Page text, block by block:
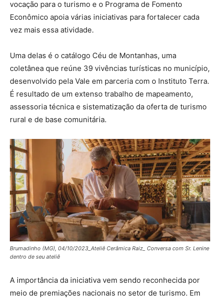
vocação para o turismo e o Programa de Fomento
Econômico apoia várias iniciativas para fortalecer cada
vez mais essa atividade.
Uma delas é o catálogo Céu de Montanhas, uma
coletânea que reúne 39 vivências turísticas no município,
desenvolvido pela Vale em parceria com o Instituto Terra.
É resultado de um extenso trabalho de mapeamento,
assessoria técnica e sistematização da oferta de turismo
rural e de base comunitária.
Brumadinho (MG), 04/10/2023_Ateliê Cerâmica Raiz_ Conversa com Sr. Lenine
dentro de seu ateliê
A importância da iniciativa vem sendo reconhecida por
meio de premiações nacionais no setor de turismo. Em